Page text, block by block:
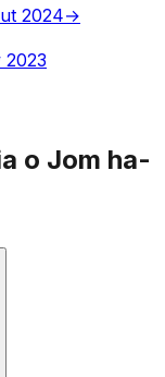
2024→
2023
o Jom ha-